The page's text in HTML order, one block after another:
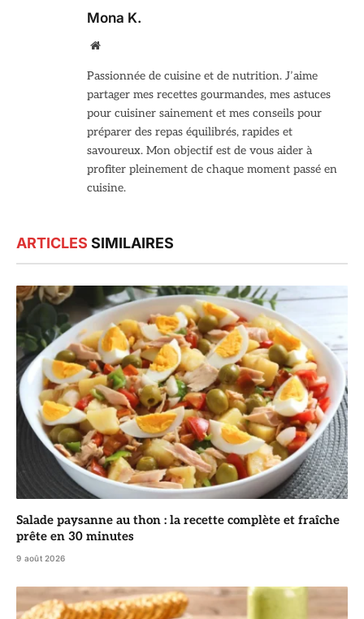
Mona K.
Site
Passionnée de cuisine et de nutrition. J’aime
partager mes recettes gourmandes, mes astuces
pour cuisiner sainement et mes conseils pour
préparer des repas équilibrés, rapides et
savoureux. Mon objectif est de vous aider à
profiter pleinement de chaque moment passé en
cuisine.
ARTICLES SIMILAIRES
Salade paysanne au thon : la recette complète et fraîche
prête en 30 minutes
9 août 2026